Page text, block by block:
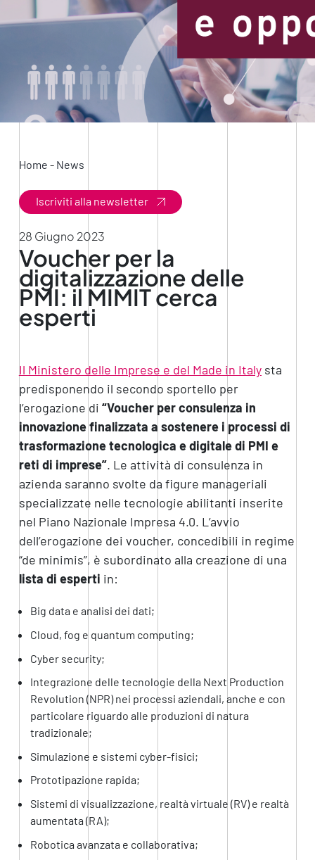
Home - News
Iscriviti alla newsletter
28 Giugno 2023
Voucher per la
digitalizzazione delle
PMI: il MIMIT cerca
esperti
Il Ministero delle Imprese e del Made in Italysta
predisponendo il secondo sportello per
l’erogazione di “Voucher per consulenza in
innovazione finalizzata a sostenere i processi di
trasformazione tecnologica e digitale di PMI e
reti di imprese”. Le attività di consulenza in
azienda saranno svolte da figure manageriali
specializzate nelle tecnologie abilitanti inserite
nel Piano Nazionale Impresa 4.0. L’avvio
dell’erogazione dei voucher, concedibili in regime
“de minimis”, è subordinato alla creazione di una
lista di esperti in:
Big data e analisi dei dati;
Cloud, fog e quantum computing;
Cyber security;
Integrazione delle tecnologie della Next Production
Revolution (NPR) nei processi aziendali, anche e con
particolare riguardo alle produzioni di natura
tradizionale;
Simulazione e sistemi cyber-fisici;
Prototipazione rapida;
Sistemi di visualizzazione, realtà virtuale (RV) e realtà
aumentata (RA);
Robotica avanzata e collaborativa;